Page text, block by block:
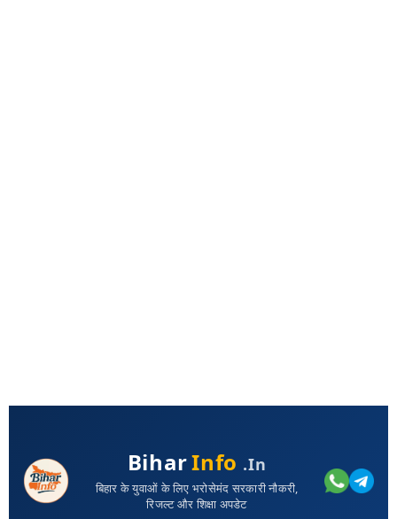
BiharInfo .in
बिहार के युवाओं के लिए भरोसेमंद सरकारी नौकरी,
रिजल्ट और शिक्षा अपडेट